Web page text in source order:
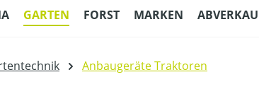
GARTEN FORST MARKEN
Anbaugeräte Traktoren